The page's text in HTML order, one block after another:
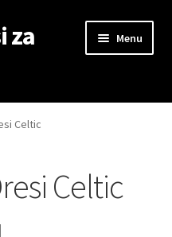
za
Menu
Celtic
Celtic